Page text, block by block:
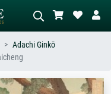
Sie die Szene – z.B. Grüne
Adachi Ginkō